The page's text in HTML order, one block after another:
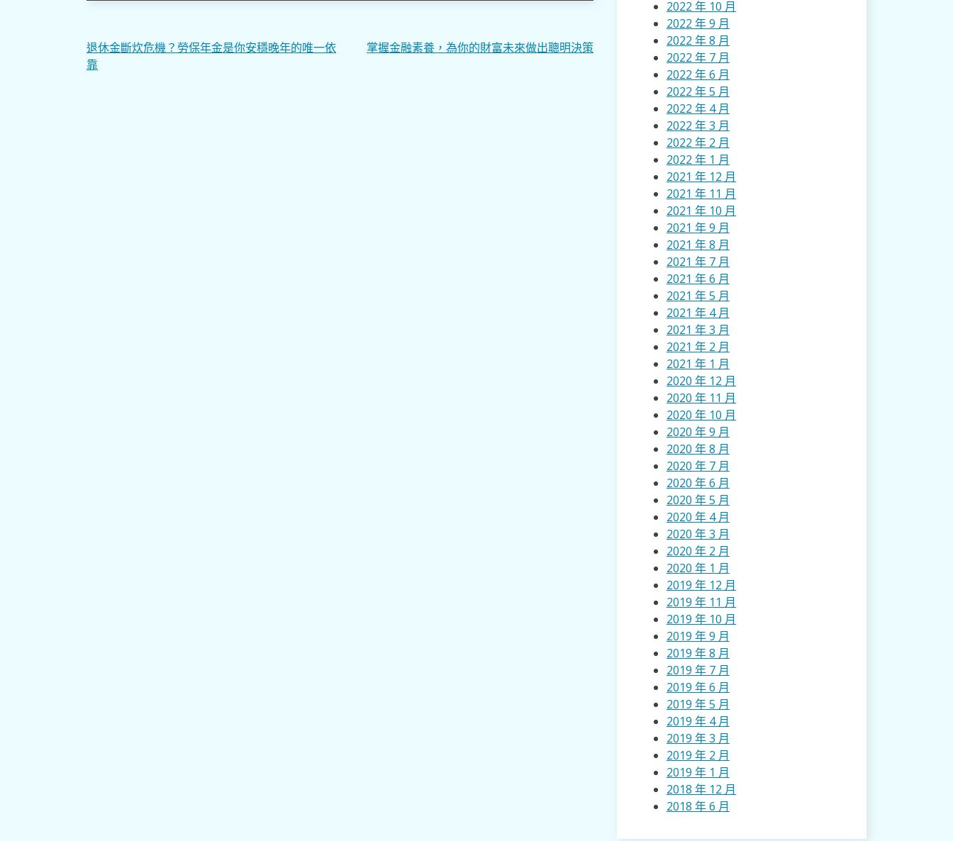
文
章
退休金斷炊危機？勞保年金是你安穩晚年的唯一依
靠
掌握金融素養，為你的財富未來做出聰明決策
2022 年 10 月
2022 年 9 月
2022 年 8 月
2022 年 7 月
2022 年 6 月
2022 年 5 月
2022 年 4 月
2022 年 3 月
2022 年 2 月
2022 年 1 月
2021 年 12 月
2021 年 11 月
2021 年 10 月
2021 年 9 月
2021 年 8 月
2021 年 7 月
2021 年 6 月
2021 年 5 月
2021 年 4 月
2021 年 3 月
2021 年 2 月
2021 年 1 月
2020 年 12 月
2020 年 11 月
2020 年 10 月
2020 年 9 月
2020 年 8 月
2020 年 7 月
2020 年 6 月
2020 年 5 月
2020 年 4 月
2020 年 3 月
2020 年 2 月
2020 年 1 月
2019 年 12 月
2019 年 11 月
2019 年 10 月
2019 年 9 月
2019 年 8 月
2019 年 7 月
2019 年 6 月
2019 年 5 月
2019 年 4 月
2019 年 3 月
2019 年 2 月
2019 年 1 月
2018 年 12 月
2018 年 6 月